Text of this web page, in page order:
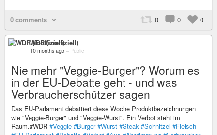
0 comments 0 0 0
WDR (inoffiziell)
10 months ago – Public
Nie mehr "Veggie-Burger"? Worum es
in der EU-Debatte geht - und was
Verbraucherschützer sagen
Das EU-Parlament debattiert diese Woche Produktbezeichnungen
wie "Veggie-Burger" und "Veggie-Wurst". Ein Verbot steht im
Raum.#WDR #Veggie #Burger #Wurst #Steak #Schnitzel #Fleisch